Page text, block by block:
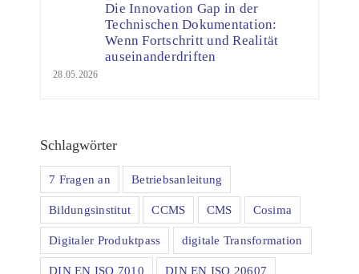
Die Innovation Gap in der
Technischen Dokumentation:
Wenn Fortschritt und Realität
auseinanderdriften
28.05.2026
Schlagwörter
7 Fragen an Betriebsanleitung
Bildungsinstitut CCMS CMS Cosima
Digitaler Produktpass digitale Transformation
DIN EN ISO 7010 DIN EN ISO 20607